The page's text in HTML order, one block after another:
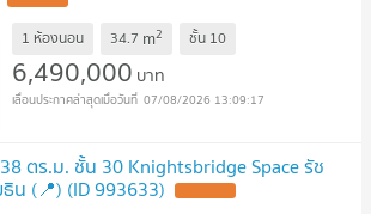
1 ห้องนอน 34.7 m2 ชั้น 10
6,490,000 บาท
07/08/2026 13:09:17
ตร.ม. ชั้น 30 Knightsbridge Space รัช
ธิน (📍) (ID 993633)